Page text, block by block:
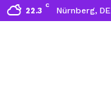
22.3
C
Nürnberg, DE